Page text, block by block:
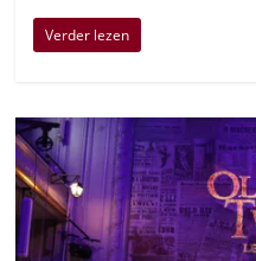
Verder lezen